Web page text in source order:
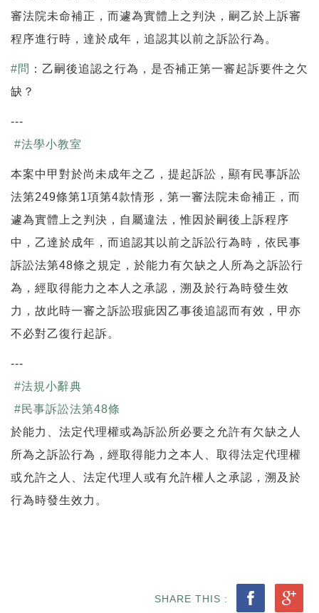
審法院未命補正，而遽為實體上之判決，嗣乙於上訴審
程序進行時，達於成年，追認其以前之訴訟行為。
#問 ：乙嗣後追認之行為，是否補正第一審起訴要件之欠
缺？
---
#法學小教室
本案中甲對於尚未成年之乙，提起訴訟，顯有民事訴訟
法第249條第1項第4款情形，第一審法院未命補正，而
遽為實體上之判決，自屬違法，惟因於嗣後上訴程序
中，乙達於成年，而追認其以前之訴訟行為時，依民事
訴訟法第48條之規定，於能力有欠缺之人所為之訴訟行
為，經取得能力之本人之承認，溯及於行為時發生效
力，故此時一審之訴訟瑕疵因乙事後追認而有效，甲亦
不必對乙復行起訴。
---
#法規小辭典
#民事訴訟法第48條
於能力、法定代理權或為訴訟所必要之允許有欠缺之人
所為之訴訟行為，經取得能力之本人、取得法定代理權
或允許之人、法定代理人或有允許權人之承認，溯及於
行為時發生效力。
SHARE THIS :